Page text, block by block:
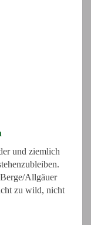
und ziemlich
Allgäuer
zu wild, nicht